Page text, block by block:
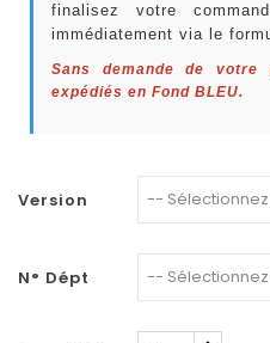
finalisez votre
immédiatement via le
Sans demande de
expédiés en Fond BLEU.
Version
N° Dépt